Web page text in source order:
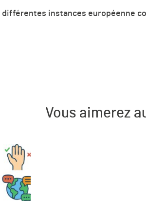
instances européenne
Vous aimerez